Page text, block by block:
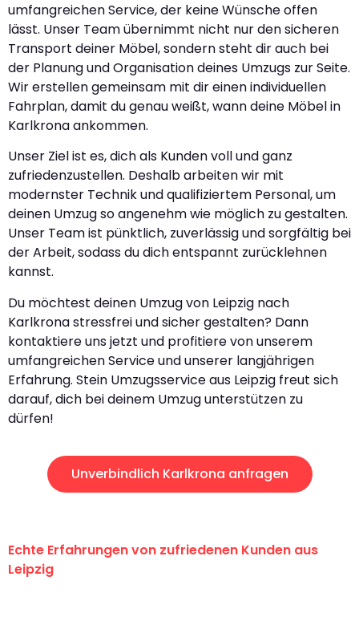
umfangreichen Service, der keine Wünsche offen
lässt. Unser Team übernimmt nicht nur den sicheren
Transport deiner Möbel, sondern steht dir auch bei
der Planung und Organisation deines Umzugs zur Seite.
Wir erstellen gemeinsam mit dir einen individuellen
Fahrplan, damit du genau weißt, wann deine Möbel in
Karlkrona ankommen.
Unser Ziel ist es, dich als Kunden voll und ganz
zufriedenzustellen. Deshalb arbeiten wir mit
modernster Technik und qualifiziertem Personal, um
deinen Umzug so angenehm wie möglich zu gestalten.
Unser Team ist pünktlich, zuverlässig und sorgfältig bei
der Arbeit, sodass du dich entspannt zurücklehnen
kannst.
Du möchtest deinen Umzug von Leipzig nach
Karlkrona stressfrei und sicher gestalten? Dann
kontaktiere uns jetzt und profitiere von unserem
umfangreichen Service und unserer langjährigen
Erfahrung. Stein Umzugsservice aus Leipzig freut sich
darauf, dich bei deinem Umzug unterstützen zu
dürfen!
Unverbindlich Karlkrona anfragen
Echte Erfahrungen von zufriedenen Kunden aus
Leipzig